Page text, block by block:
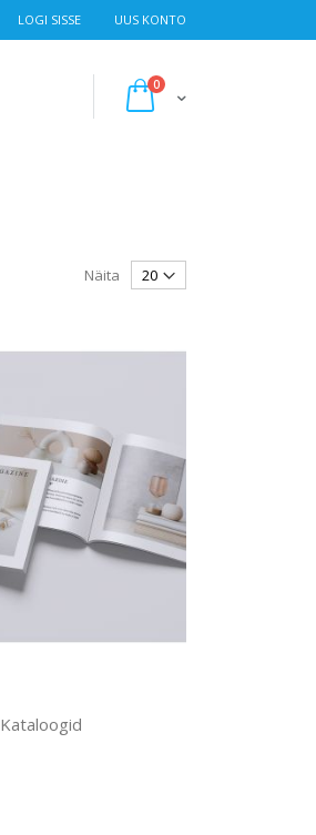
LOGI SISSE UUS KONTO
Cart
0
Näita
Kataloogid